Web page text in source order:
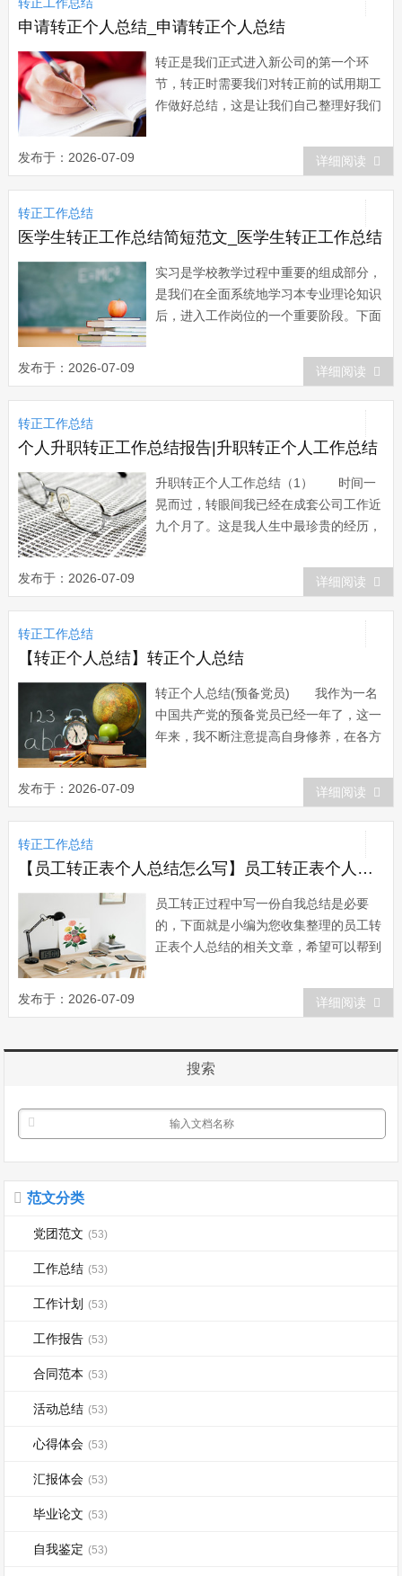
新区sgmw乘用车一期搬迁技术改造项...
申请转正个人总结_申请转正个人总结
转正是我们正式进入新公司的第一个环
节，转正时需要我们对转正前的试用期工
作做好总结，这是让我们自己整理好我们
是向公司展示我们的学习能力。下面是小
编大家带来的申请转正个人总结，欢迎阅
读。 篇一：申请转正个人总结 时
光荏苒，转眼间我来xx已经8个多月了。
在这段时...
发布于：2026-07-09 详细阅读
转正工作总结
医学生转正工作总结简短范文_医学生转正工作总结
实习是学校教学过程中重要的组成部分，
是我们在全面系统地学习本专业理论知识
后，进入工作岗位的一个重要阶段。下面
阅读。医学生转正工作总结1 本人自
xx年7月从xx医科大学毕业后即到单位参
加工作，经各位上级医师指导及自己的努
力，于xx年顺利的通过了执业医师资格考
试...
发布于：2026-07-09 详细阅读
转正工作总结
个人升职转正工作总结报告|升职转正个人工作总结
升职转正个人工作总结（1） 时间一
晃而过，转眼间我已经在成套公司工作近
九个月了。这是我人生中最珍贵的经历，
一个初出茅庐的青年，非常感谢公司提供
我工作的机会，同时我也非常珍惜这个工
作的机会，尽管我对招标是初次接触，但
在领导和同事的悉心关怀和指导下，通过
自身的不...
发布于：2026-07-09 详细阅读
转正工作总结
【转正个人总结】转正个人总结
转正个人总结(预备党员) 我作为一名
中国共产党的预备党员已经一年了，这一
年来，我不断注意提高自身修养，在各方
审视自己。 成为一名中国共产党党员是
我人生理想与信念的最大追求。入党作为
我学习、工作和生活的一种志向，作为自
己实现人生价值取向与理想信念的目标，
是一项无比...
发布于：2026-07-09 详细阅读
转正工作总结
【员工转正表个人总结怎么写】员工转正表个人总结
员工转正过程中写一份自我总结是必要
的，下面就是小编为您收集整理的员工转
正表个人总结的相关文章，希望可以帮到
小伙伴哦！员工转正表个人总结一 上
班的这些日子以来，让我收获了在课本上
能，更多的是人与人之间的相处，他们给
了我不少的...
发布于：2026-07-09 详细阅读
搜索
范文分类
党团范文 (53)
工作总结 (53)
工作计划 (53)
工作报告 (53)
合同范本 (53)
活动总结 (53)
心得体会 (53)
汇报体会 (53)
毕业论文 (53)
自我鉴定 (53)